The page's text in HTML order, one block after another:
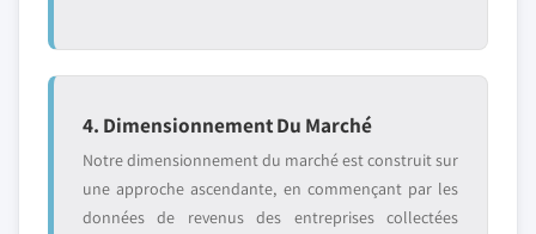
4. Dimensionnement Du Marché
Notre dimensionnement du marché est construit sur
une approche ascendante, en commençant par les
données de revenus des entreprises collectées